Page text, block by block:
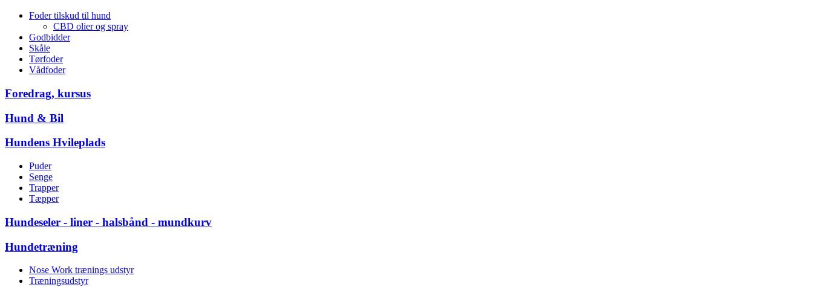
Foder tilskud til hund
CBD olier og spray
Godbidder
Skåle
Tørfoder
Vådfoder
Foredrag, kursus
Hund & Bil
Hundens Hvileplads
Puder
Senge
Trapper
Tæpper
Hundeseler - liner - halsbånd - mundkurv
Hundetræning
Nose Work trænings udstyr
Træningsudstyr